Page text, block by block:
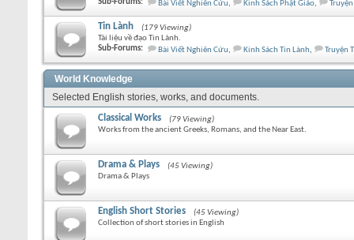
Sub-Forums: Bài Viết Nghiên Cứu, Kinh Sách Phật Giáo,
Tin Lành
(179 Viewing)
Tài liệu về đạo Tin Lành.
Sub-Forums:
Bài Viết Nghiên Cứu, Kinh Sách Tin Lành, Truyện
World Knowledge
Selected English stories, works, and documents.
Classical Works
(79 Viewing)
Works from the ancient Greeks, Romans, and the Near East.
Drama & Plays
(45 Viewing)
Drama & Plays
English Short Stories
(45 Viewing)
Collection of short stories in English